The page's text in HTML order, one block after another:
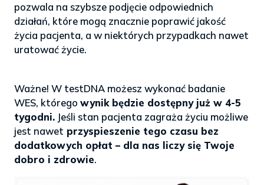
pozwala na szybsze podjęcie odpowiednich
działań, które mogą znacznie poprawić jakość
życia pacjenta, a w niektórych przypadkach nawet
uratować życie.
Ważne! W testDNA możesz wykonać badanie
WES, którego wynik będzie dostępny już w 4-5
tygodni. Jeśli stan pacjenta zagraża życiu możliwe
jest nawet przyspieszenie tego czasu bez
dodatkowych opłat – dla nas liczy się Twoje
dobro i zdrowie.